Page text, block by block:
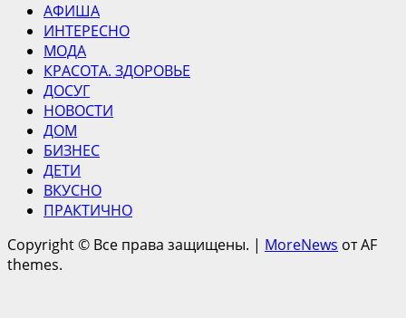
АФИША
ИНТЕРЕСНО
МОДА
КРАСОТА. ЗДОРОВЬЕ
ДОСУГ
НОВОСТИ
ДОМ
БИЗНЕС
ДЕТИ
ВКУСНО
ПРАКТИЧНО
Copyright © Все права защищены. | MoreNews от AF
themes.